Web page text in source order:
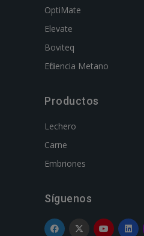
OptiMate
Elevate
Boviteq
Eficiencia Metano
Productos
Lechero
Carne
Embriones
Síguenos